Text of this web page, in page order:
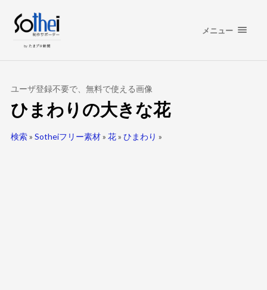
メニュー
ユーザ登録不要で、無料で使える画像
ひまわりの大きな花
検索» Sotheiフリー素材» 花» ひまわり »